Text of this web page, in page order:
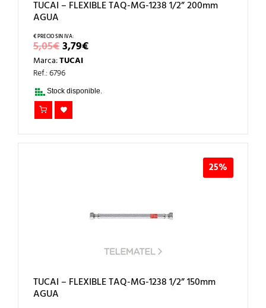
TUCAI – FLEXIBLE TAQ-MG-1238 1/2” 200mm
AGUA
5,05€EL
PRECIO
ORIGINAL
ERA:
5,05€.
3,79€EL
PRECIO
3,79€.
Marca:TUCAI
Ref.: 6796
Stock disponible.
25%
TUCAI – FLEXIBLE TAQ-MG-1238 1/2” 150mm
AGUA